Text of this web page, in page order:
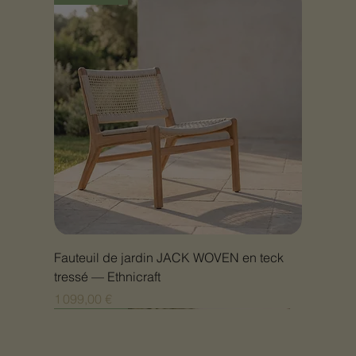
Fauteuil de jardin JACK WOVEN en teck
tressé — Ethnicraft
Prix
1 099,00 €